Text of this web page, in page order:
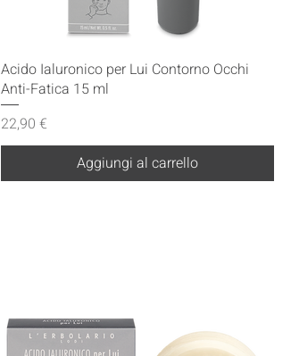
Vista rapida
Acido Ialuronico per Lui Contorno Occhi
Anti-Fatica 15 ml
Prezzo
22,90 €
Aggiungi al carrello